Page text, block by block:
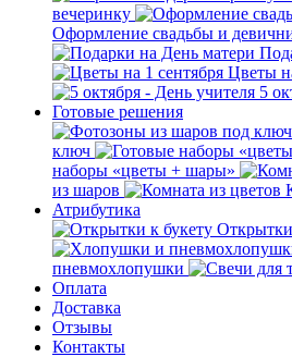
вечеринку
Оформление свадьбы и
Цветы
5
Готовые решения
ключ
наборы «цветы + шары»
из шаров
Атрибутика
пневмохлопушки
Оплата
Доставка
Отзывы
Контакты